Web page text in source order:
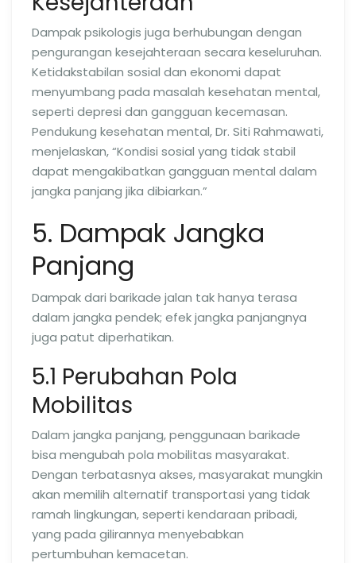
Dampak psikologis juga berhubungan dengan
pengurangan kesejahteraan secara keseluruhan.
Ketidakstabilan sosial dan ekonomi dapat
menyumbang pada masalah kesehatan mental,
seperti depresi dan gangguan kecemasan.
Pendukung kesehatan mental, Dr. Siti Rahmawati,
menjelaskan, “Kondisi sosial yang tidak stabil
dapat mengakibatkan gangguan mental dalam
jangka panjang jika dibiarkan.”
5. Dampak Jangka
Panjang
Dampak dari barikade jalan tak hanya terasa
dalam jangka pendek; efek jangka panjangnya
juga patut diperhatikan.
5.1 Perubahan Pola
Mobilitas
Dalam jangka panjang, penggunaan barikade
bisa mengubah pola mobilitas masyarakat.
Dengan terbatasnya akses, masyarakat mungkin
akan memilih alternatif transportasi yang tidak
ramah lingkungan, seperti kendaraan pribadi,
yang pada gilirannya menyebabkan
pertumbuhan kemacetan.